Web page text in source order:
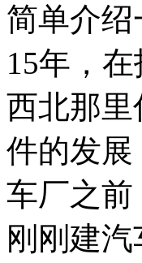
简单介
15年，
西北那
件的发
车厂之
刚刚建